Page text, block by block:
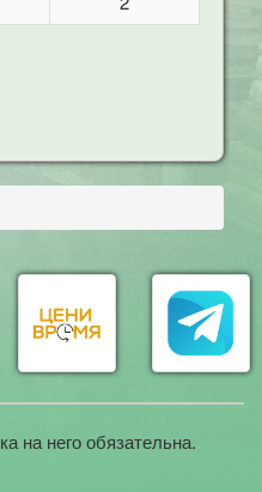
на него обязательна.